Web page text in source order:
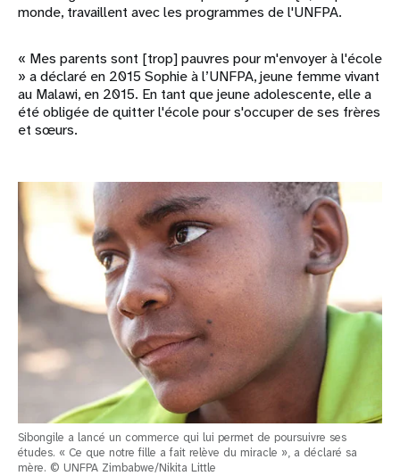
monde, travaillent avec les programmes de l'UNFPA.
« Mes parents sont [trop] pauvres pour m'envoyer à l'école
» a déclaré en 2015 Sophie à l’UNFPA, jeune femme vivant
au Malawi, en 2015. En tant que jeune adolescente, elle a
été obligée de quitter l'école pour s'occuper de ses frères
et sœurs.
Sibongile a lancé un commerce qui lui permet de poursuivre ses
études. « Ce que notre fille a fait relève du miracle », a déclaré sa
mère. © UNFPA Zimbabwe/Nikita Little